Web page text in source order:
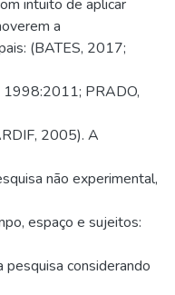
intuito de aplicar
a
(BATES, 2017;
1998:2011; PRADO,
2005). A
não experimental,
espaço e sujeitos:
considerando